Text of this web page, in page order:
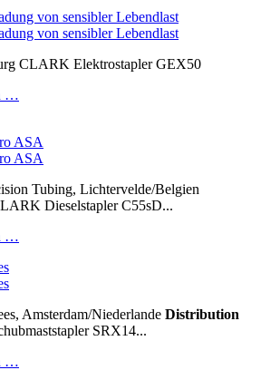
von sensibler Lebendlast
von sensibler Lebendlast
CLARK Elektrostapler GEX50
…
ASA
ASA
Tubing, Lichtervelde/Belgien
Dieselstapler C55sD...
…
Amsterdam/Niederlande Distribution
SRX14...
…